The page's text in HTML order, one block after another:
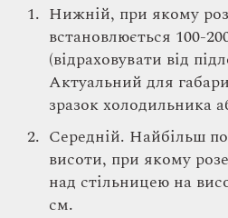
Нижній, при якому
встановлюється 100-
(відраховувати від
Актуальний для
зразок холодильника
Середній. Найбільш
висоти, при якому
над стільницею на
см.